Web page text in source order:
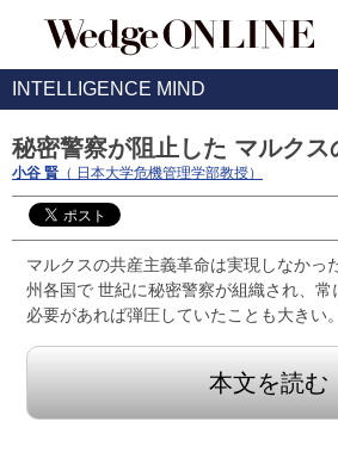
INTELLIGENCE MIND
秘密警察が阻止した マルクス
小谷 賢 （ 日本大学危機管理学部教授）
マルクスの共産主義革命は実現しなかっ
州各国で 世紀に秘密警察が組織され、常
必要があれば弾圧していたことも大きい。
本文を読む